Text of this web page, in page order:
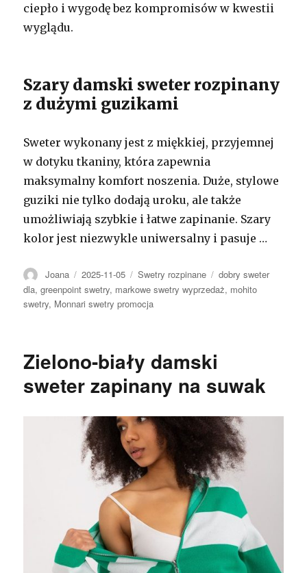
ciepło i wygodę bez kompromisów w kwestii
wyglądu.
Szary damski sweter rozpinany
z dużymi guzikami
Sweter wykonany jest z miękkiej, przyjemnej
w dotyku tkaniny, która zapewnia
maksymalny komfort noszenia. Duże, stylowe
guziki nie tylko dodają uroku, ale także
umożliwiają szybkie i łatwe zapinanie. Szary
kolor jest niezwykle uniwersalny i pasuje …
Autor
Joana Opublikowano
2025-11-05 Kategorie
Swetry rozpinane Tagi
dobry sweter
dla,greenpoint swetry, markowe swetry wyprzedaż, mohito
swetry, Monnari swetry promocja
Zielono-biały damski
sweter zapinany na suwak